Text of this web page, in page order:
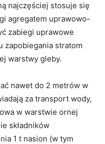
najczęściej stosuje się
agregatem uprawowo-
zabiegi uprawowe
zapobiegania stratom
warstwy gleby.
nawet do 2 metrów w
za transport wody,
w warstwie ornej
składników
1 t nasion (w tym